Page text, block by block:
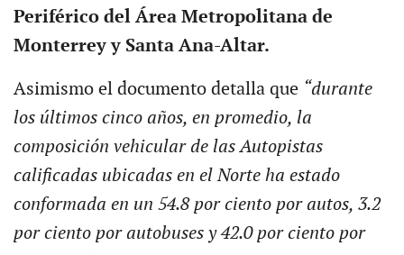
Periférico del Área Metropolitana de
Monterrey y Santa Ana-Altar.
Asimismo el documento detalla que “durante
los últimos cinco años, en promedio, la
composición vehicular de las Autopistas
calificadas ubicadas en el Norte ha estado
conformada en un 54.8 por ciento por autos, 3.2
por ciento por autobuses y 42.0 por ciento por